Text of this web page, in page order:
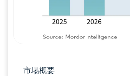
市場概要